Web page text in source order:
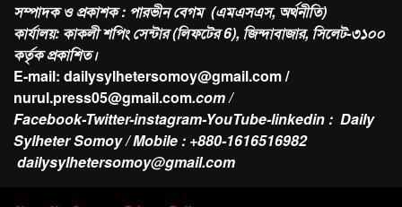
সম্পাদক ও প্রকাশক : পারভীন বেগম (এমএসএস, অর্থনীতি)
কার্যালয়: কাকলী শপিং সেন্টার (লিফটের 6), জিন্দাবাজার, সিলেট-৩১০০
কর্তৃক প্রকাশিত।
E-mail: dailysylhetersomoy@gmail.com /
nurul.press05@gmail.com.com /
Facebook-Twitter-instagram-YouTube-linkedin : Daily
Sylheter Somoy / Mobile : +880-1616516982
dailysylhetersomoy@gmail.com